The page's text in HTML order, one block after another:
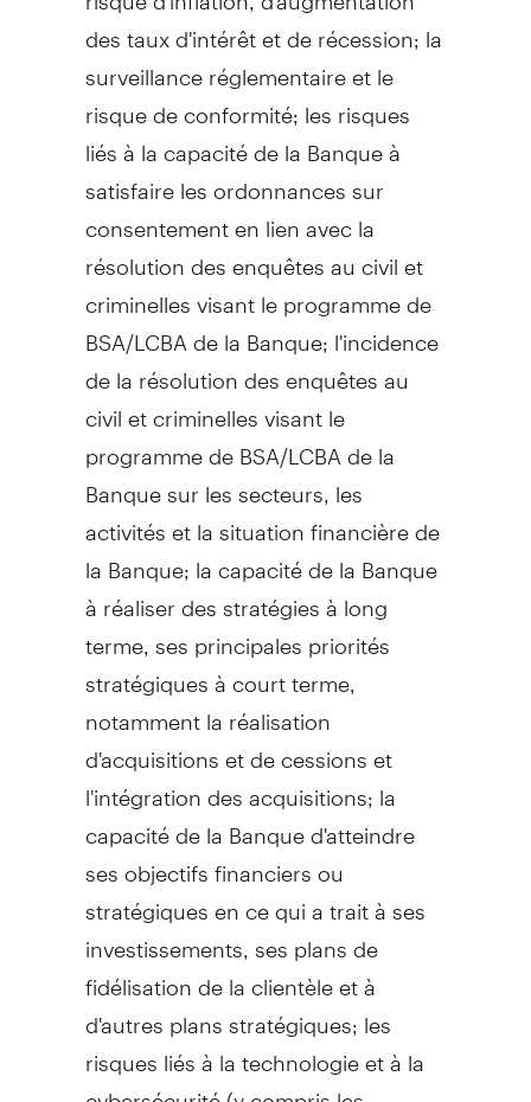
des taux d'intérêt et de récession; la
surveillance réglementaire et le
risque de conformité; les risques
liés à la capacité de la Banque à
satisfaire les ordonnances sur
consentement en lien avec la
résolution des enquêtes au civil et
criminelles visant le programme de
BSA/LCBA de la Banque; l'incidence
de la résolution des enquêtes au
civil et criminelles visant le
programme de BSA/LCBA de la
Banque sur les secteurs, les
activités et la situation financière de
la Banque; la capacité de la Banque
à réaliser des stratégies à long
terme, ses principales priorités
stratégiques à court terme,
notamment la réalisation
d'acquisitions et de cessions et
l'intégration des acquisitions; la
capacité de la Banque d'atteindre
ses objectifs financiers ou
stratégiques en ce qui a trait à ses
investissements, ses plans de
fidélisation de la clientèle et à
d'autres plans stratégiques; les
risques liés à la technologie et à la
cybersécurité (y compris les